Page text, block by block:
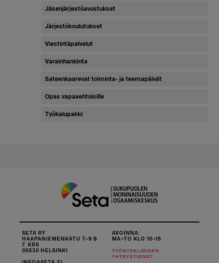
Jäsenjärjestöavustukset
Järjestökoulutukset
Viestintäpalvelut
Varainhankinta
Sateenkaarevat toiminta- ja teemapäivät
Opas vapaaehtoisille
Työkalupakki
SETA RY
HAAPANIEMENKATU 7–9 B
7. KRS
00530 HELSINKI
AVOINNA:
MA–TO KLO 10–15
TYÖNTEKIJÖIDEN
YHTEYSTIEDOT